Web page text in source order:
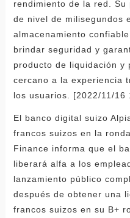
rendimiento de la red.
de nivel de milisegundos
almacenamiento
brindar seguridad y
producto de liquidación y
cercano a la experiencia
los usuarios. [2022/11/16
El banco digital suizo
francos suizos en la
Finance informa que el
liberará alfa a los
lanzamiento público
después de obtener una
francos suizos en su B+